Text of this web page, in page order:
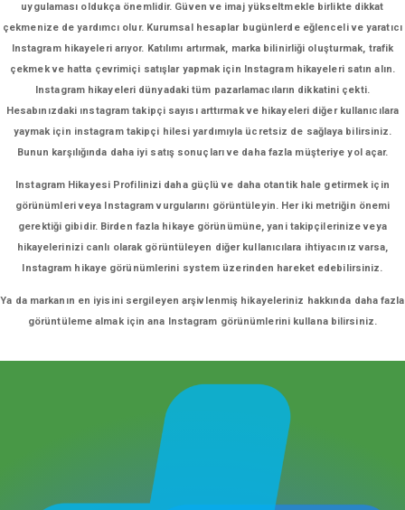
uygulaması oldukça önemlidir. Güven ve imaj yükseltmekle birlikte dikkat
çekmenize de yardımcı olur. Kurumsal hesaplar bugünlerde eğlenceli ve yaratıcı
Instagram hikayeleri arıyor. Katılımı artırmak, marka bilinirliği oluşturmak, trafik
çekmek ve hatta çevrimiçi satışlar yapmak için Instagram hikayeleri satın alın.
Instagram hikayeleri dünyadaki tüm pazarlamacıların dikkatini çekti.
Hesabınızdaki ınstagram takipçi sayısı arttırmak ve hikayeleri diğer kullanıcılara
yaymak için instagram takipçi hilesi yardımıyla ücretsiz de sağlaya bilirsiniz.
Bunun karşılığında daha iyi satış sonuçları ve daha fazla müşteriye yol açar.
Instagram Hikayesi Profilinizi daha güçlü ve daha otantik hale getirmek için
görünümleri veya Instagram vurgularını görüntüleyin. Her iki metriğin önemi
gerektiği gibidir. Birden fazla hikaye görünümüne, yani takipçilerinize veya
hikayelerinizi canlı olarak görüntüleyen diğer kullanıcılara ihtiyacınız varsa,
Instagram hikaye görünümlerini system üzerinden hareket edebilirsiniz.
Ya da markanın en iyisini sergileyen arşivlenmiş hikayeleriniz hakkında daha fazla
görüntüleme almak için ana Instagram görünümlerini kullana bilirsiniz.